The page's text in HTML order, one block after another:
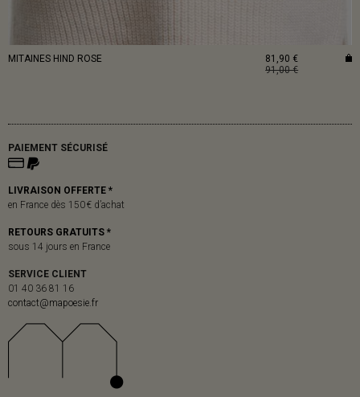
MITAINES HIND ROSE
81,90 €
91,00 €
PAIEMENT SÉCURISÉ
LIVRAISON OFFERTE *
en France dès 150 € d’achat
RETOURS GRATUITS *
sous 14 jours en France
SERVICE CLIENT
01 40 36 81 16
contact@mapoesie.fr